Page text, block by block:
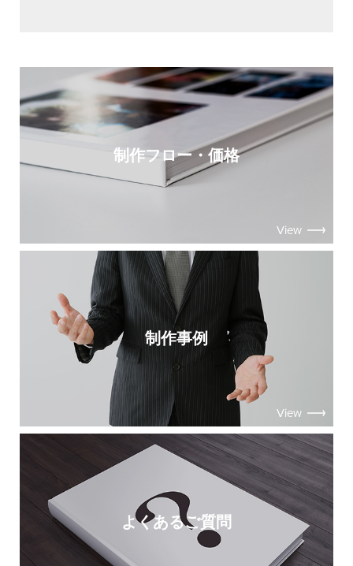
制作フロー・価格
View
制作事例
View
よくあるご質問